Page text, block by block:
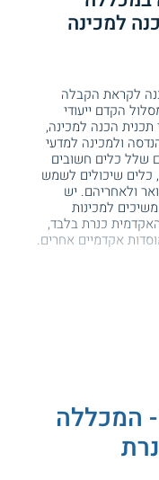
למכינה
לקראת הקבלה
הקדם ייעודי
הכנה למכינה,
ולמכינה למדעי
שלל כלים חשובים
כלים שיכולים לשמש
ולאחריהם. יש
למכינות
כנרת בלבד,
אקדמיים אחרים.
נוספים. מכלול הכלים
להתכונן
כישורי למידה
- המכללה